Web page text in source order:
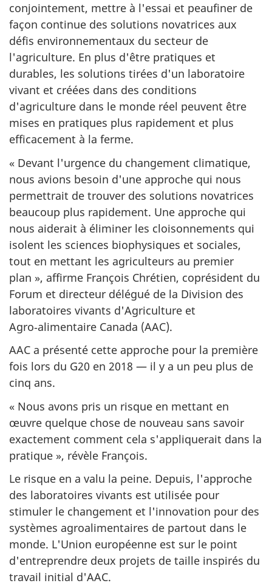
conjointement, mettre à l'essai et peaufiner de
façon continue des solutions novatrices aux
défis environnementaux du secteur de
l'agriculture. En plus d'être pratiques et
durables, les solutions tirées d'un laboratoire
vivant et créées dans des conditions
d'agriculture dans le monde réel peuvent être
mises en pratiques plus rapidement et plus
efficacement à la ferme.
« Devant l'urgence du changement climatique,
nous avions besoin d'une approche qui nous
permettrait de trouver des solutions novatrices
beaucoup plus rapidement. Une approche qui
nous aiderait à éliminer les cloisonnements qui
isolent les sciences biophysiques et sociales,
tout en mettant les agriculteurs au premier
plan », affirme François Chrétien, coprésident du
Forum et directeur délégué de la Division des
laboratoires vivants d'Agriculture et
Agro‑alimentaire Canada (AAC).
AAC a présenté cette approche pour la première
fois lors du G20 en 2018 — il y a un peu plus de
cinq ans.
« Nous avons pris un risque en mettant en
œuvre quelque chose de nouveau sans savoir
exactement comment cela s'appliquerait dans la
pratique », révèle François.
Le risque en a valu la peine. Depuis, l'approche
des laboratoires vivants est utilisée pour
stimuler le changement et l'innovation pour des
systèmes agroalimentaires de partout dans le
monde. L'Union européenne est sur le point
d'entreprendre deux projets de taille inspirés du
travail initial d'AAC.